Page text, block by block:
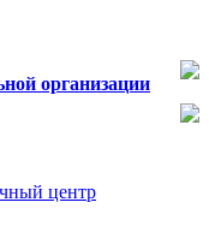
организации
центр